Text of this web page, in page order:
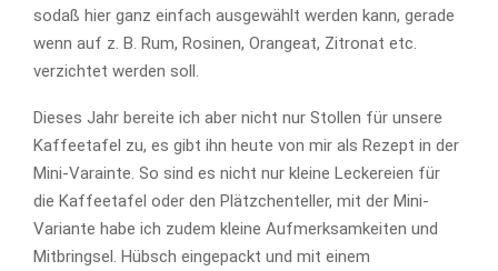
sodaß hier ganz einfach ausgewählt werden kann, gerade
wenn auf z. B. Rum, Rosinen, Orangeat, Zitronat etc.
verzichtet werden soll.
Dieses Jahr bereite ich aber nicht nur Stollen für unsere
Kaffeetafel zu, es gibt ihn heute von mir als Rezept in der
Mini-Varainte. So sind es nicht nur kleine Leckereien für
die Kaffeetafel oder den Plätzchenteller, mit der Mini-
Variante habe ich zudem kleine Aufmerksamkeiten und
Mitbringsel. Hübsch eingepackt und mit einem